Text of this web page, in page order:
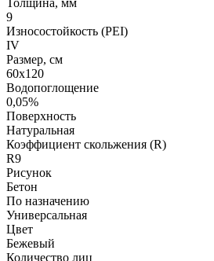
9
Износостойкость (PEI)
IV
Размер, см
60х120
Водопоглощение
0,05%
Поверхность
Натуральная
Коэффициент скольжения (R)
R9
Рисунок
Бетон
По назначению
Универсальная
Цвет
Бежевый
Количество лиц